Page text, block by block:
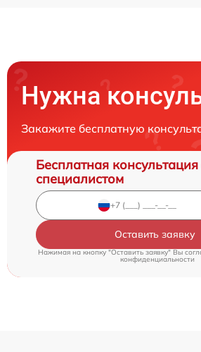
Нужна
Закажите бесплатную
Бесплатная консультация
специалистом
Оставить заявку
Нажимая на кнопку "Оставить заявку" Вы
конфиденциальности